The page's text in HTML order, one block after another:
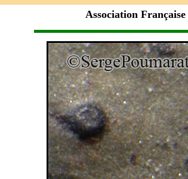
Association